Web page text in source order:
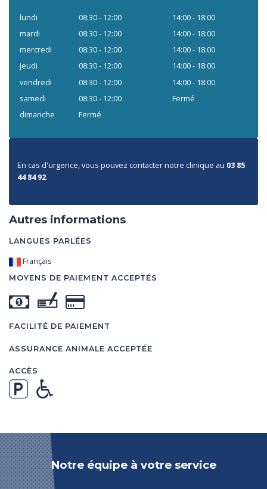
lundi 08:30 - 12:00
14:00 - 18:00
mardi
08:30 - 12:00
14:00 - 18:00
mercredi
08:30 - 12:00
14:00 - 18:00
jeudi
08:30 - 12:00
14:00 - 18:00
vendredi
08:30 - 12:00
14:00 - 18:00
samedi
08:30 - 12:00
Fermé
dimanche
Fermé
En cas d'urgence, vous pouvez contacter notre clinique au 03 85
44 84 92.
Autres informations
LANGUES PARLÉES
Français
MOYENS DE PAIEMENT ACCEPTÉS
FACILITÉ DE PAIEMENT
ASSURANCE ANIMALE ACCEPTÉE
ACCÈS
Notre équipe à votre service